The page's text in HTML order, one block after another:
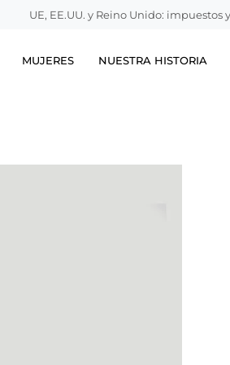
UE, EE.UU. y Reino Unido: impuestos
MUJERES NUESTRA HISTORIA